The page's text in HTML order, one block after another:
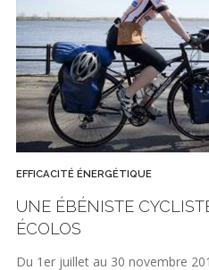
EFFICACITÉ ÉNERGÉTIQUE
UNE ÉBÉNISTE
ÉCOLOS
Du 1er juillet au 30 novembre